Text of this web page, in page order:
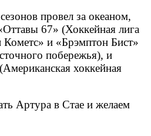
провел за океаном,
67» (Хоккейная лига
и «Брэмптон Бист»
побережья), и
хоккейная
Артура в Стае и желаем